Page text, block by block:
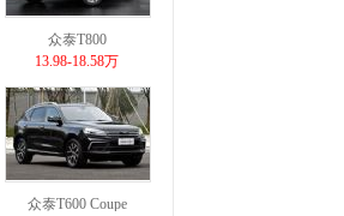
众泰T800
13.98-18.58万
众泰T600 Coupe